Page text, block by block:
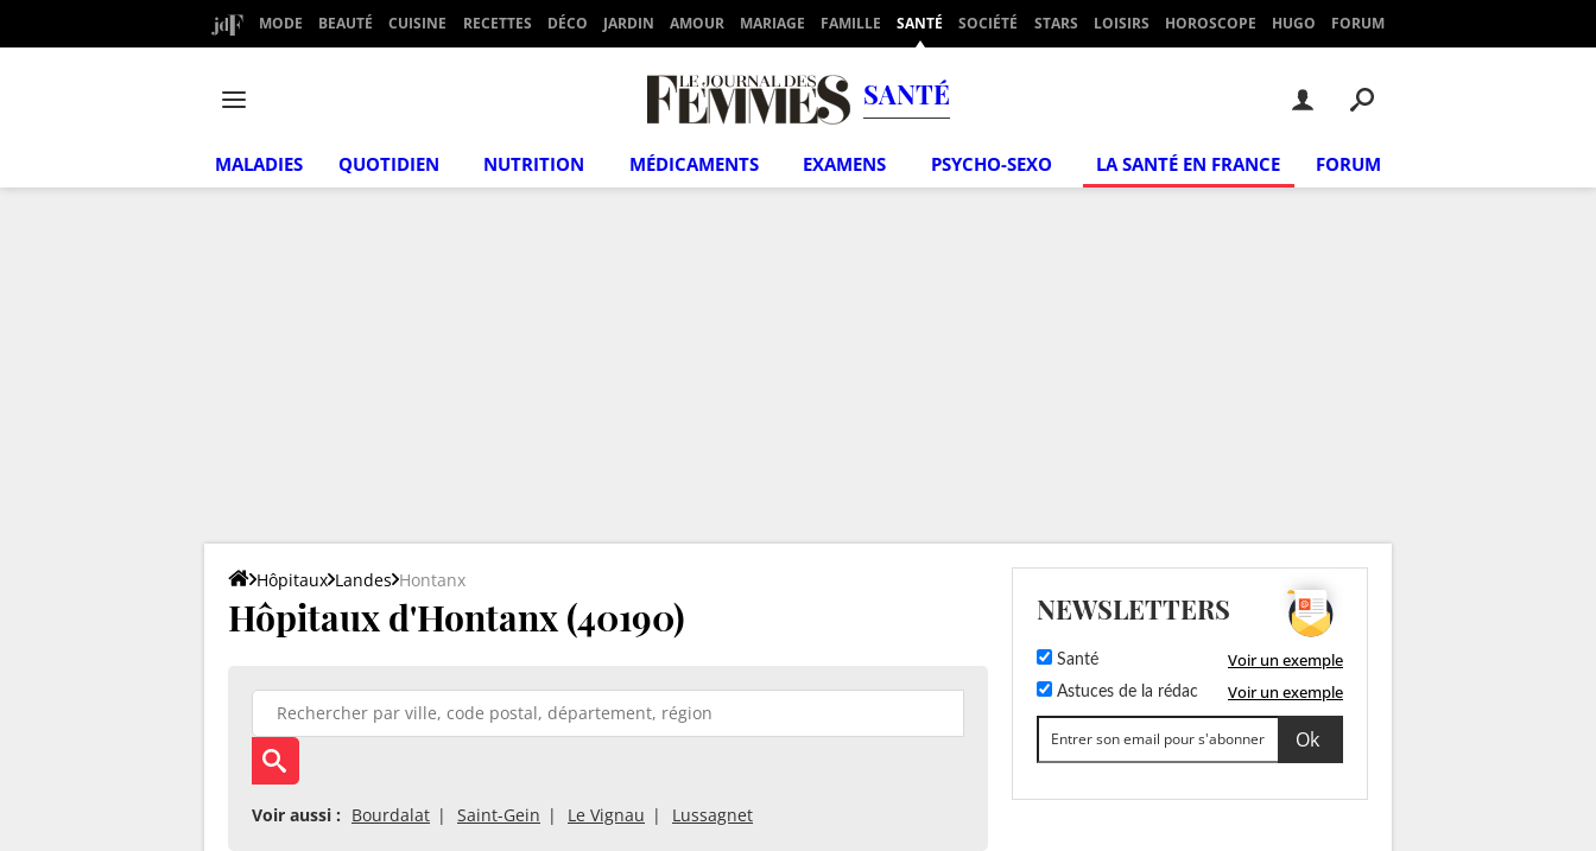
MODE BEAUTÉ CUISINE RECETTES DÉCO JARDIN AMOUR MARIAGE FAMILLE SANTÉ SOCIÉTÉ STARS LOISIRS HOROSCOPE HUGO FORUM
SANTÉ
MALADIES QUOTIDIEN NUTRITION MÉDICAMENTS EXAMENS PSYCHO-SEXO LA SANTÉ EN FRANCE FORUM
Hôpitaux Landes Hontanx
Hôpitaux d'Hontanx (40190)
Voir aussi : Bourdalat Saint-Gein Le Vignau Lussagnet
NEWSLETTERS
Santé Voir un exemple
Astuces de la rédac Voir un exemple